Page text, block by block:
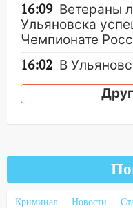
16:09 Ветераны
Ульяновска
Чемпионате
16:02 В
более 28%
зернобобовых
На улице
Криминал Новости